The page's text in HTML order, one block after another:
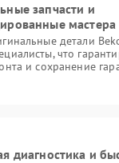
запчасти и
мастера
детали
что
и сохранение
диагностика и